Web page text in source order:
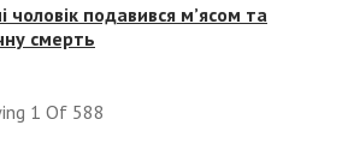
подавився м’ясом та
смерть
1 Of 588